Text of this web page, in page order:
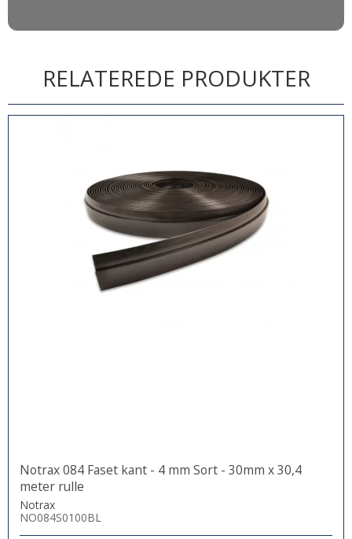
RELATEREDE PRODUKTER
Notrax 084 Faset kant - 4 mm Sort - 30mm x 30,4
meter rulle
Notrax
NO084S0100BL